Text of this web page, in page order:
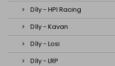
Díly - HPI Racing
Díly - Kavan
Díly - Losi
Díly - LRP